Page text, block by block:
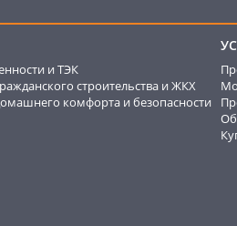
и ТЭК
строительства и ЖКХ
комфорта и безопасности